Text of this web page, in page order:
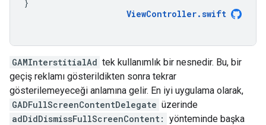
}
ViewController.swift
GAMInterstitialAd tek kullanımlık bir nesnedir. Bu, bir
geçiş reklamı gösterildikten sonra tekrar
gösterilemeyeceği anlamına gelir. En iyi uygulama olarak,
GADFullScreenContentDelegate üzerinde
adDidDismissFullScreenContent: yönteminde başka